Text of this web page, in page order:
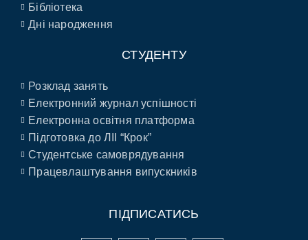
Бібліотека
Дні народження
СТУДЕНТУ
Розклад занять
Електронний журнал успішності
Електронна освітня платформа
Підготовка до ЛІІ “Крок”
Студентське самоврядування
Працевлаштування випускників
ПІДПИСАТИСЬ